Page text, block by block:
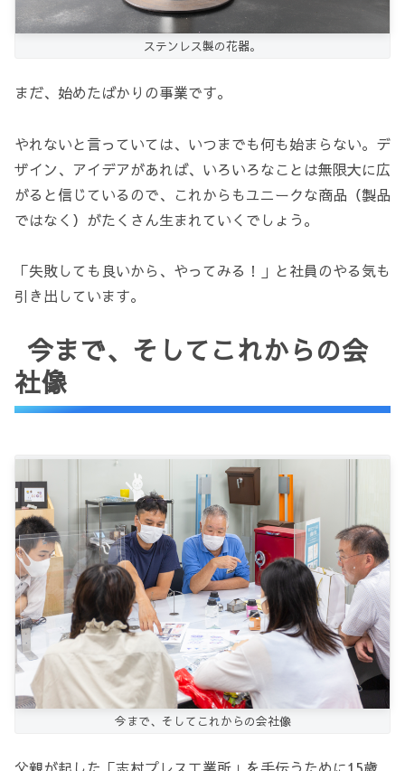
ステンレス製の花器。
まだ、始めたばかりの事業です。
やれないと言っていては、いつまでも何も始まらない。デ
ザイン、アイデアがあれば、いろいろなことは無限大に広
がると信じているので、これからもユニークな商品（製品
ではなく）がたくさん生まれていくでしょう。
「失敗しても良いから、やってみる！」と社員のやる気も
引き出しています。
今まで、そしてこれからの会
社像
今まで、そしてこれからの会社像